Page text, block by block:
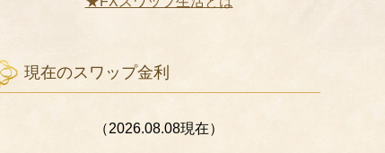
現在のスワップ金利
（2026.08.08現在）